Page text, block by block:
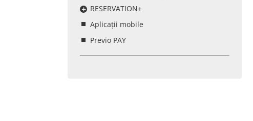
RESERVATION+
Aplicații mobile
Previo PAY